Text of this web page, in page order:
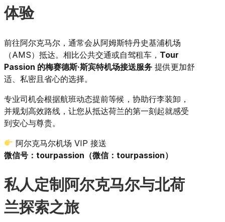
体验
前往阿尔克马尔，通常会从阿姆斯特丹史基浦机场
（AMS）抵达。相比公共交通或自驾租车， Tour
Passion 的梅赛德斯·斯宾特机场接送服务 提供更加舒
适、私密且省心的选择。
专业司机会根据航班动态提前等候，协助行李装卸，
并规划高效路线，让您从抵达荷兰的第一刻起就感受
到安心与尊贵。
阿尔克马尔机场 VIP 接送
微信号：tourpassion（微信：tourpassion）
私人定制阿尔克马尔与北荷
兰探索之旅